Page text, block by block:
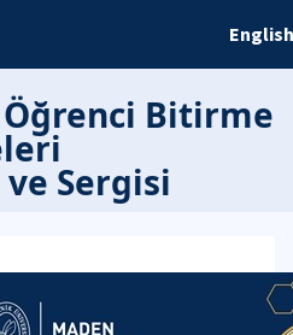
English
Öğrenci Bitirme
Sergisi